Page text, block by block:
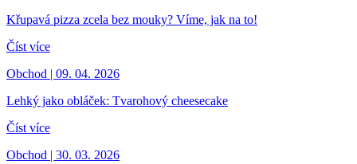
Křupavá pizza zcela bez mouky? Víme, jak na to!
Číst více
Obchod | 09. 04. 2026
Lehký jako obláček: Tvarohový cheesecake
Číst více
Obchod | 30. 03. 2026